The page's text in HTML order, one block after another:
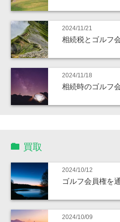
2024/11/21
相続税とゴルフ
2024/11/18
相続時のゴルフ
買取
2024/10/12
ゴルフ会員権を
2024/10/09